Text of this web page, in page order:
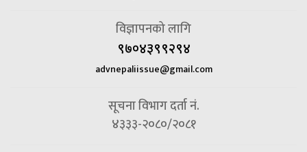
विज्ञापनको लागि
९७०४३९९२९४
advnepaliissue@gmail.com
सूचना विभाग दर्ता नं.
४३३३-२०८०/२०८१